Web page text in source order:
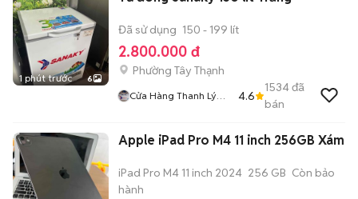
1 phút trước 6
Đã sử dụng 150 - 199 lít
2.800.000 đ
Phường Tây Thạnh
Cửa Hàng Thanh Lý
4.6
1534đã
bán
Apple iPad Pro M4 11 inch 256GB Xám
iPad Pro M4 11 inch 2024 256 GB Còn bảo
hành